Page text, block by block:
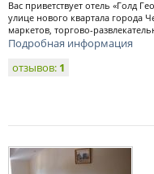
Вас приветствует отель «Голд
улице нового квартала города
маркетов, торгово-
Подробная информация
отзывов: 1